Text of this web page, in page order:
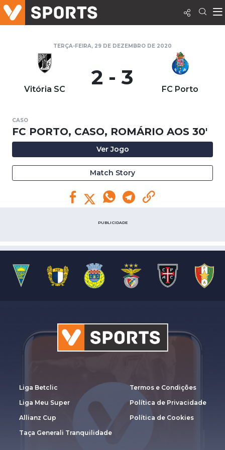
TERÇA-FEIRA, 29 DE DEZEMBRO DE 2020
Vitória SC 2 - 3 FC Porto
CASO
FC PORTO, CASO, ROMÁRIO AOS 30'
Ver Jogo
Match Story
PUBLICIDADE
Liga Betclic
Liga Meu Super
Allianz Cup
Taça Generali Tranquilidade
Termos e Condições
Política de Privacidade
Política de Cookies